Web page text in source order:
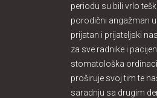
periodu su bili vrlo
porodični angažman
prijatan i prijateljski
za sve radnike i
stomatološka
proširuje svoj tim te
saradnju sa drugim